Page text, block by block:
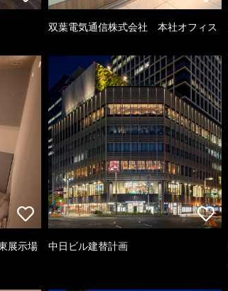
双葉電気通信株式会社 本社オフィス
展示場 中日ビル建替計画